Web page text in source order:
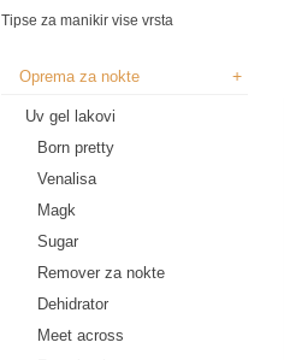
Tipse za manikir vise vrsta
Oprema za nokte +
Uv gel lakovi
Born pretty
Venalisa
Magk
Sugar
Remover za nokte
Dehidrator
Meet across